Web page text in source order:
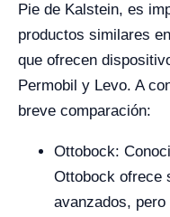
Pie de Kalstein, es
productos similares
que ofrecen
Permobil y Levo. A
breve comparación:
Ottobock:
Ottobock ofrece
avanzados,